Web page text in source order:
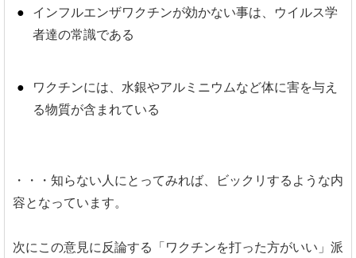
インフルエンザワクチンが効かない事は、ウイルス学
者達の常識である
ワクチンには、水銀やアルミニウムなど体に害を与え
る物質が含まれている
・・・知らない人にとってみれば、ビックリするような内
容となっています。
次にこの意見に反論する「ワクチンを打った方がいい」派